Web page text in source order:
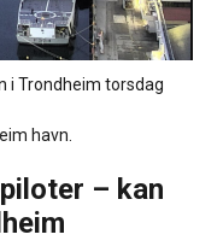
i Trondheim torsdag
havn.
– kan